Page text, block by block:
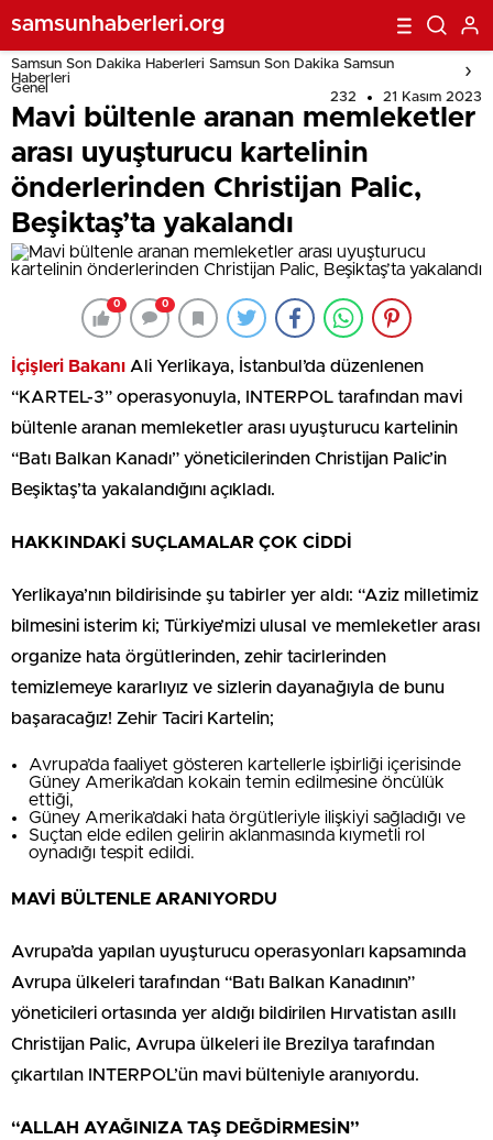
samsunhaberleri.org
Samsun Son Dakika Haberleri Samsun Son Dakika Samsun
Haberleri
Genel
232 21 Kasım 2023
Mavi bültenle aranan memleketler
arası uyuşturucu kartelinin
önderlerinden Christijan Palic,
Beşiktaş’ta yakalandı
0 0
İçişleri Bakanı Ali Yerlikaya, İstanbul’da düzenlenen
“KARTEL-3” operasyonuyla, INTERPOL tarafından mavi
bültenle aranan memleketler arası uyuşturucu kartelinin
“Batı Balkan Kanadı” yöneticilerinden Christijan Palic’in
Beşiktaş’ta yakalandığını açıkladı.
HAKKINDAKİ SUÇLAMALAR ÇOK CİDDİ
Yerlikaya’nın bildirisinde şu tabirler yer aldı: “Aziz milletimiz
bilmesini isterim ki; Türkiye’mizi ulusal ve memleketler arası
organize hata örgütlerinden, zehir tacirlerinden
temizlemeye kararlıyız ve sizlerin dayanağıyla de bunu
başaracağız! Zehir Taciri Kartelin;
Avrupa’da faaliyet gösteren kartellerle işbirliği içerisinde
Güney Amerika’dan kokain temin edilmesine öncülük
ettiği,
Güney Amerika’daki hata örgütleriyle ilişkiyi sağladığı ve
Suçtan elde edilen gelirin aklanmasında kıymetli rol
oynadığı tespit edildi.
MAVİ BÜLTENLE ARANIYORDU
Avrupa’da yapılan uyuşturucu operasyonları kapsamında
Avrupa ülkeleri tarafından “Batı Balkan Kanadının”
yöneticileri ortasında yer aldığı bildirilen Hırvatistan asıllı
Christijan Palic, Avrupa ülkeleri ile Brezilya tarafından
çıkartılan INTERPOL’ün mavi bülteniyle aranıyordu.
“ALLAH AYAĞINIZA TAŞ DEĞDİRMESİN”